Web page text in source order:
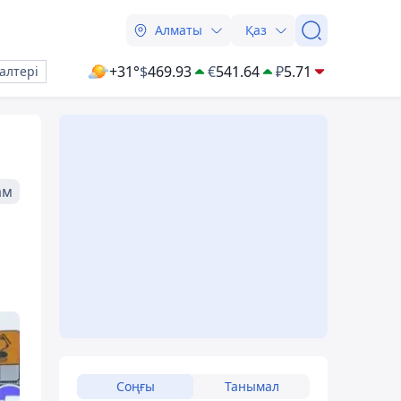
Алматы Қаз
+31°$469.93 €541.64 ₽5.71
Соңғы Танымал